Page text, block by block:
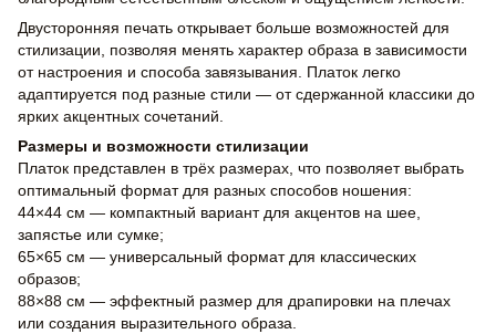
Двусторонняя печать открывает больше возможностей для
стилизации, позволяя менять характер образа в зависимости
от настроения и способа завязывания. Платок легко
адаптируется под разные стили — от сдержанной классики до
ярких акцентных сочетаний.
Размеры и возможности стилизации
Платок представлен в трёх размерах, что позволяет выбрать
оптимальный формат для разных способов ношения:
44×44 см — компактный вариант для акцентов на шее,
запястье или сумке;
65×65 см — универсальный формат для классических
образов;
88×88 см — эффектный размер для драпировки на плечах
или создания выразительного образа.